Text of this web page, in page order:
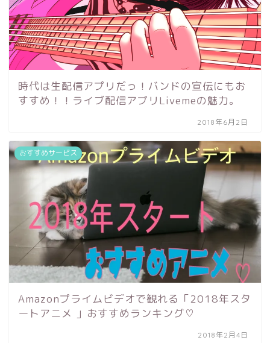
時代は生配信アプリだっ！バンドの宣伝にもお
すすめ！！ライブ配信アプリLivemeの魅力。
2018年6月2日
おすすめサービス
Amazonプライムビデオで観れる「2018年スタ
ートアニメ 」おすすめランキング♡
2018年2月4日